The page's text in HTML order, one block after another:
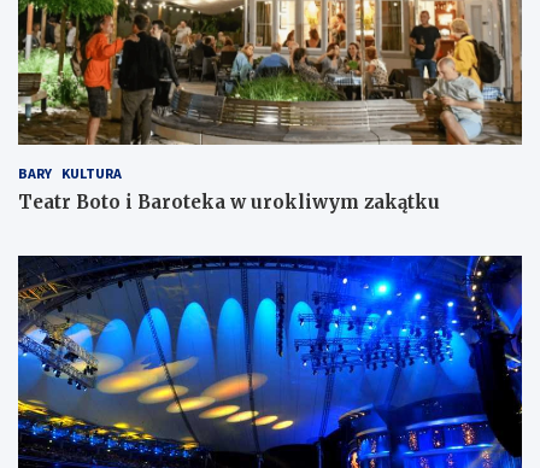
BARY KULTURA
Teatr Boto i Baroteka w urokliwym zakątku